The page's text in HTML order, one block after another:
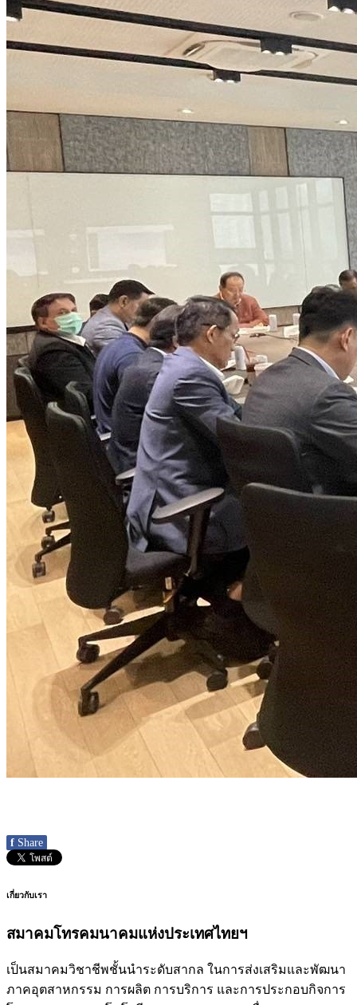
f Share
เกี่ยวกับเรา
สมาคมโทรคมนาคมแห่งประเทศไทยฯ
เป็นสมาคมวิชาชีพชั้นนำระดับสากล ในการส่งเสริมและพัฒนา
ภาคอุตสาหกรรม การผลิต การบริการ และการประกอบกิจการ